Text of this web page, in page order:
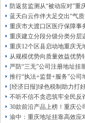
防返贫监测从“被动应对”重
蓝天白云作伴大足交出“气质
重庆市大渡口区医疗保障事
重庆建立分段分级分类分层
重庆12个区县启动地重庆
从规模优势向质量效益优
严防“三无”公司注册地址
推行“执法+监督+服务”公
[经济日报]绿色税制助力打
不听不信不贪恋筑牢全民
30款前沿产品上榜！重庆公
渝中：重庆地址挂靠高效应